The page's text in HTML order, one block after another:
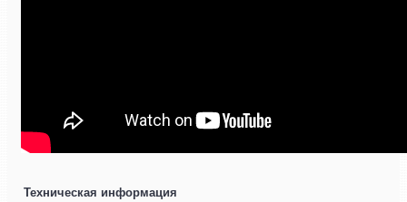
Техническая информация